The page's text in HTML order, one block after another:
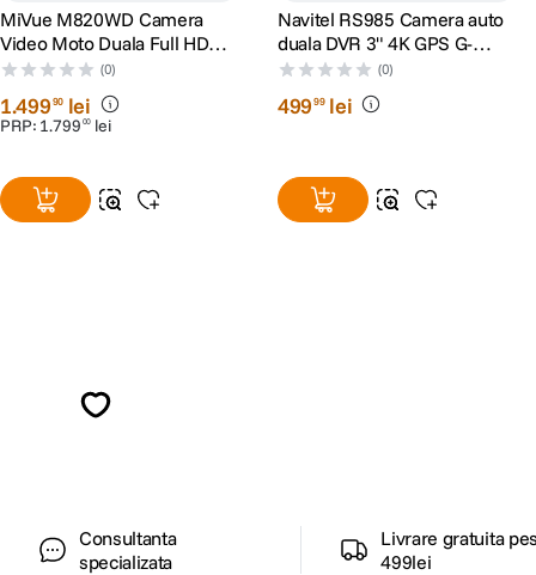
MiVue M820WD Camera
Video Moto Duala Full HD
WiFi Senzor Sony STARVIS
(0)
1.49990 lei
PRP: 1.799 00 lei
Navitel RS985 Camera auto
duala DVR 3" 4K GPS G-
Senzor
(0)
49999 lei
Consultanta
specializata
Livrare gratuita
499lei